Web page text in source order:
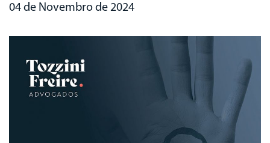
04 de Novembro de 2024